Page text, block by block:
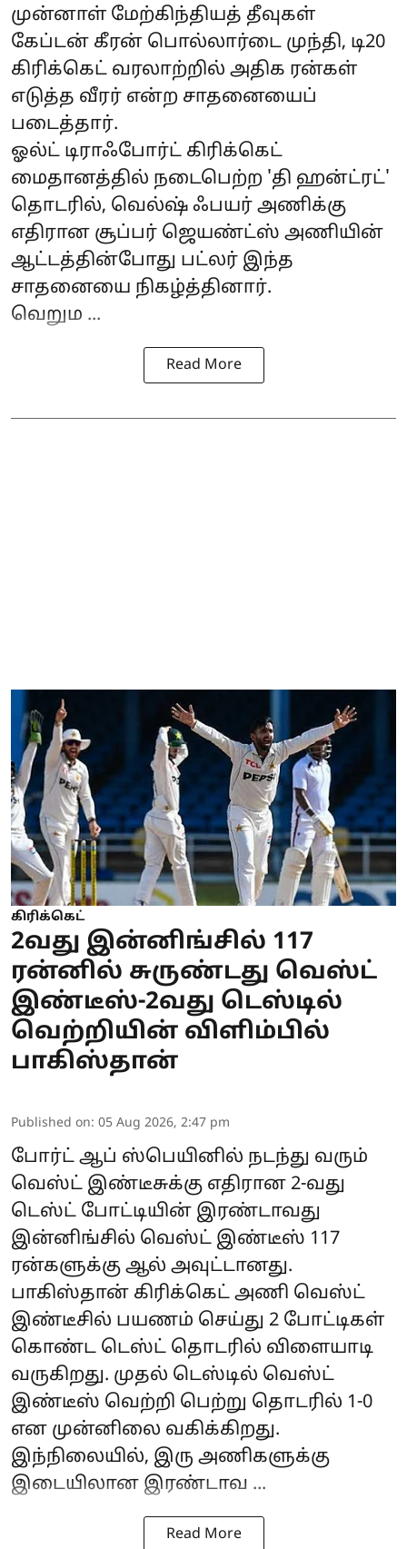
முன்னாள் மேற்கிந்தியத் தீவுகள்
கேப்டன் கீரன் பொல்லார்டை முந்தி, டி20
கிரிக்கெட் வரலாற்றில் அதிக ரன்கள்
எடுத்த வீரர் என்ற சாதனையைப்
படைத்தார்.
ஓல்ட் டிராஃபோர்ட் கிரிக்கெட்
மைதானத்தில் நடைபெற்ற 'தி ஹன்ட்ரட்'
தொடரில், வெல்ஷ் ஃபயர் அணிக்கு
எதிரான சூப்பர் ஜெயண்ட்ஸ் அணியின்
ஆட்டத்தின்போது பட்லர் இந்த
சாதனையை நிகழ்த்தினார்.
வெறும ...
Read More
கிரிக்கெட்
2வது இன்னிங்சில் 117
ரன்னில் சுருண்டது வெஸ்ட்
இண்டீஸ்-2வது டெஸ்டில்
வெற்றியின் விளிம்பில்
பாகிஸ்தான்
Published on: 05 Aug 2026, 2:47 pm
போர்ட் ஆப் ஸ்பெயினில் நடந்து வரும்
வெஸ்ட் இண்டீசுக்கு எதிரான 2-வது
டெஸ்ட் போட்டியின் இரண்டாவது
இன்னிங்சில் வெஸ்ட் இண்டீஸ் 117
ரன்களுக்கு ஆல் அவுட்டானது.
பாகிஸ்தான் கிரிக்கெட் அணி வெஸ்ட்
இண்டீசில் பயணம் செய்து 2 போட்டிகள்
கொண்ட டெஸ்ட் தொடரில் விளையாடி
வருகிறது. முதல் டெஸ்டில் வெஸ்ட்
இண்டீஸ் வெற்றி பெற்று தொடரில் 1-0
என முன்னிலை வகிக்கிறது.
இந்நிலையில், இரு அணிகளுக்கு
இடையிலான இரண்டாவ ...
Read More